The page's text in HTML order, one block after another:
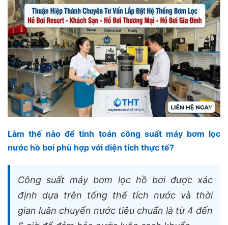
Làm thế nào để tính toán công suất máy bơm lọc
nước hồ bơi phù hợp với diện tích thực tế?
Công suất máy bơm lọc hồ bơi được xác
định dựa trên tổng thể tích nước và thời
gian luân chuyển nước tiêu chuẩn là từ 4 đến